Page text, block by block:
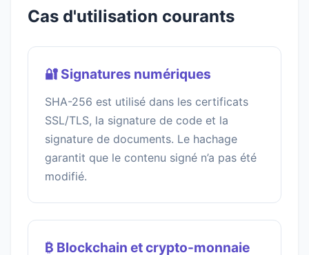
Cas d'utilisation courants
🔐 Signatures numériques
SHA-256 est utilisé dans les certificats
SSL/TLS, la signature de code et la
signature de documents. Le hachage
garantit que le contenu signé n’a pas été
modifié.
₿ Blockchain et crypto-monnaie